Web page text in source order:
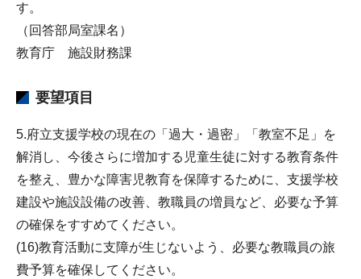
す。
（回答部局室課名）
教育庁 施設財務課
要望項目
5.府立支援学校の現在の「過大・過密」「教室不足」を
解消し、今後さらに増加する児童生徒に対する教育条件
を整え、豊かな障害児教育を保障するために、支援学校
建設や施設設備の改善、教職員の増員など、必要な予算
の確保をすすめてください。
(16)教育活動に支障が生じないよう、必要な教職員の旅
費予算を確保してください。